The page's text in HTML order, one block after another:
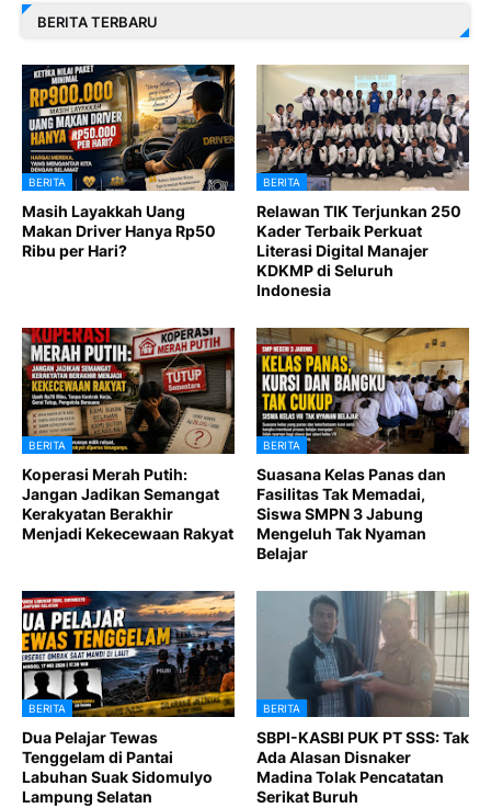
BERITA TERBARU
BERITA
Masih Layakkah Uang
Makan Driver Hanya Rp50
Ribu per Hari?
BERITA
Relawan TIK Terjunkan 250
Kader Terbaik Perkuat
Literasi Digital Manajer
KDKMP di Seluruh
Indonesia
BERITA
Koperasi Merah Putih:
Jangan Jadikan Semangat
Kerakyatan Berakhir
Menjadi Kekecewaan Rakyat
BERITA
Suasana Kelas Panas dan
Fasilitas Tak Memadai,
Siswa SMPN 3 Jabung
Mengeluh Tak Nyaman
Belajar
BERITA
Dua Pelajar Tewas
Tenggelam di Pantai
Labuhan Suak Sidomulyo
Lampung Selatan
BERITA
SBPI-KASBI PUK PT SSS: Tak
Ada Alasan Disnaker
Madina Tolak Pencatatan
Serikat Buruh